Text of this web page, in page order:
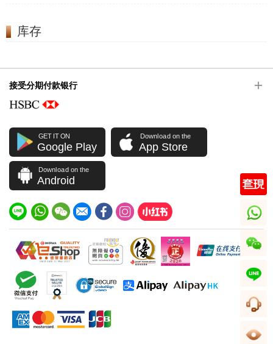
库存
接受分期付款银行
GET IT ON
Google Play
Download on the
App Store
Download on the
Android
whatsapp